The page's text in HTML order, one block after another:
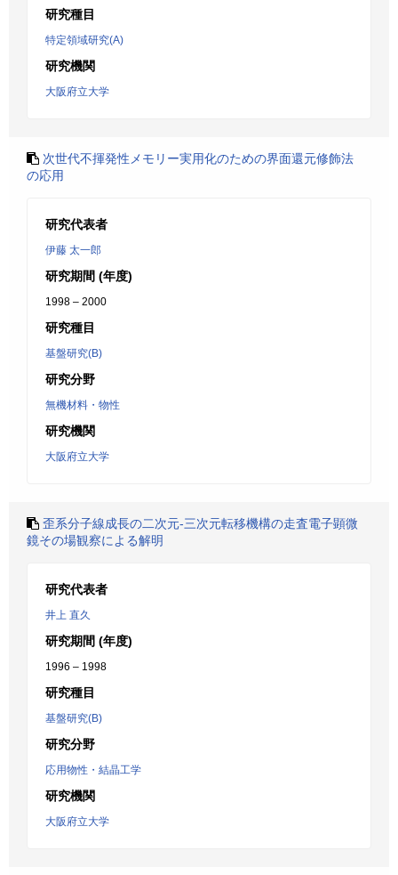
研究種目
特定領域研究(A)
研究機関
大阪府立大学
次世代不揮発性メモリー実用化のための界面還元修飾法
の応用
研究代表者
伊藤 太一郎
研究期間 (年度)
1998 – 2000
研究種目
基盤研究(B)
研究分野
無機材料・物性
研究機関
大阪府立大学
歪系分子線成長の二次元-三次元転移機構の走査電子顕微
鏡その場観察による解明
研究代表者
井上 直久
研究期間 (年度)
1996 – 1998
研究種目
基盤研究(B)
研究分野
応用物性・結晶工学
研究機関
大阪府立大学